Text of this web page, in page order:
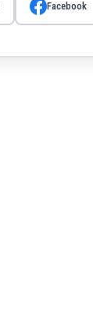
Facebook